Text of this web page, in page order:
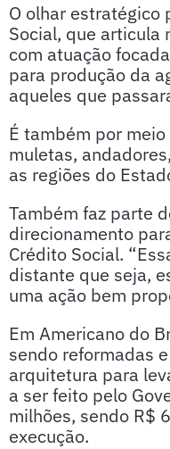
O olhar estratégico
Social, que articula
com atuação
para produção da
aqueles que
É também por
muletas,
as regiões do
Também faz parte
direcionamento
Crédito Social.
distante que seja,
uma ação bem
Em Americano do
sendo reformadas
arquitetura para
a ser feito pelo
milhões, sendo R$
execução.